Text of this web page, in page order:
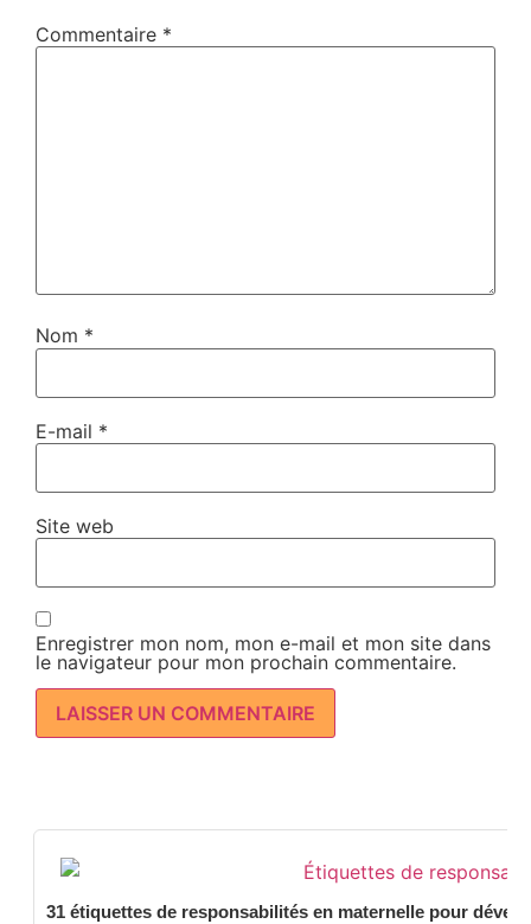
Commentaire *
Nom *
E-mail *
Site web
Enregistrer mon nom, mon e-mail et mon site dans
le navigateur pour mon prochain commentaire.
31 étiquettes de responsabilités en maternelle pour